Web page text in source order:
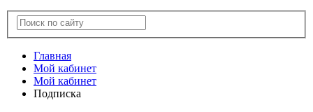
Главная
Мой кабинет
Мой кабинет
Подписка